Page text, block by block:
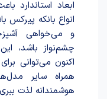
ابعاد استاندارد
انواع بانکه
و می‌خواهی
چشم‌نواز باشد،
اکنون می‌توانی
همراه سایر
هوشمندانه لذت